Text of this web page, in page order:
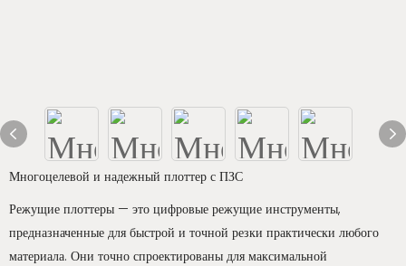
Многоцелевой и надежный плоттер с ПЗС
Режущие плоттеры — это цифровые режущие инструменты,
предназначенные для быстрой и точной резки практически любого
материала. Они точно спроектированы для максимальной